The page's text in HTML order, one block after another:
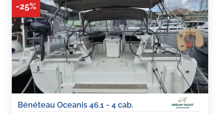
-25%
Bénéteau Oceanis 46.1 - 4 cab.